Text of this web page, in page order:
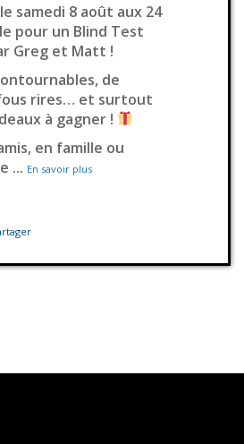
samedi 8 août aux 24
pour un Blind Test
Greg et Matt !
de
rires… et surtout
à gagner !
en famille ou
... En savoir plus
généralement du